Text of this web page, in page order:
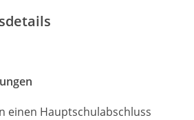
einen Hauptschulabschluss